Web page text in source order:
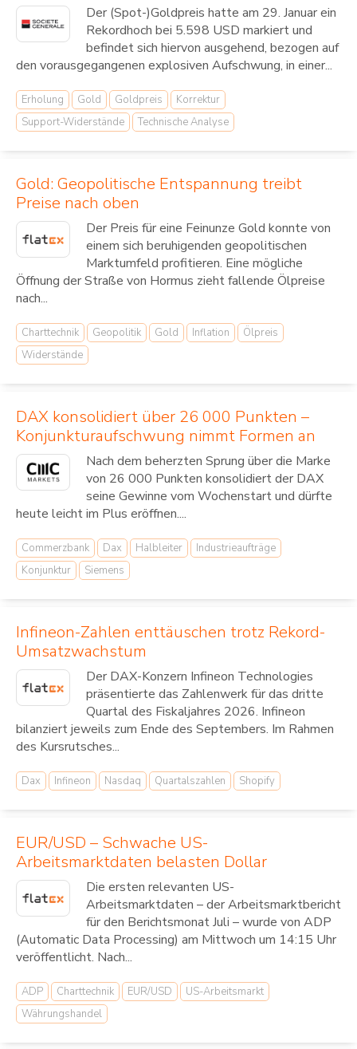
Der (Spot-)Goldpreis hatte am 29. Januar ein
Rekordhoch bei 5.598 USD markiert und
befindet sich hiervon ausgehend, bezogen auf
den vorausgegangenen explosiven Aufschwung, in einer...
Erholung Gold Goldpreis
Korrektur
Support-Widerstände
Technische Analyse
Gold: Geopolitische Entspannung treibt
Preise nach oben
Der Preis für eine Feinunze Gold konnte von
einem sich beruhigenden geopolitischen
Marktumfeld profitieren. Eine mögliche
Öffnung der Straße von Hormus zieht fallende Ölpreise
nach...
Charttechnik Geopolitik Gold Inflation
Ölpreis
Widerstände
DAX konsolidiert über 26 000 Punkten –
Konjunkturaufschwung nimmt Formen an
Nach dem beherzten Sprung über die Marke
von 26 000 Punkten konsolidiert der DAX
seine Gewinne vom Wochenstart und dürfte
heute leicht im Plus eröffnen....
Commerzbank Dax Halbleiter
Industrieaufträge
Konjunktur
Siemens
Infineon-Zahlen enttäuschen trotz Rekord-
Umsatzwachstum
Der DAX-Konzern Infineon Technologies
präsentierte das Zahlenwerk für das dritte
Quartal des Fiskaljahres 2026. Infineon
bilanziert jeweils zum Ende des Septembers. Im Rahmen
des Kursrutsches...
Dax Infineon Nasdaq Quartalszahlen Shopify
EUR/USD – Schwache US-
Arbeitsmarktdaten belasten Dollar
Die ersten relevanten US-
Arbeitsmarktdaten – der Arbeitsmarktbericht
für den Berichtsmonat Juli – wurde von ADP
(Automatic Data Processing) am Mittwoch um 14:15 Uhr
veröffentlicht. Nach...
ADP Charttechnik EUR/USD
US-Arbeitsmarkt
Währungshandel